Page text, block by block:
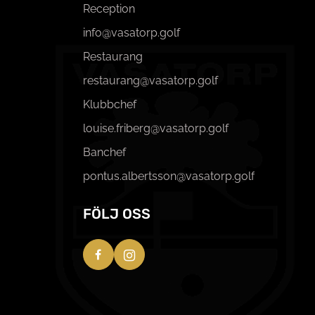
Reception
info@vasatorp.golf
Restaurang
restaurang@vasatorp.golf
Klubbchef
louise.friberg@vasatorp.golf
Banchef
pontus.albertsson@vasatorp.golf
FÖLJ OSS